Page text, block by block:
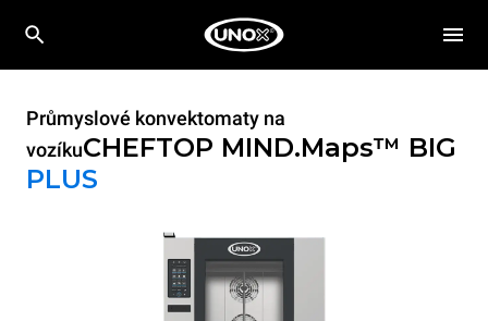
Průmyslové konvektomaty na
vozíkuCHEFTOP MIND.Maps™ BIG
PLUS